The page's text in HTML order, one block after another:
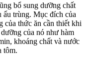
bổ sung dưỡng chất
ấu trùng. Mục đích của
của thức ăn cần thiết khi
của nó như hàm
khoáng chất và nước
tôm.